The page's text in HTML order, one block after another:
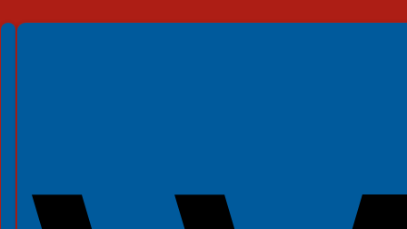
Spełniamy standardy WCAG 2.2
Spełniamy standardy W3C